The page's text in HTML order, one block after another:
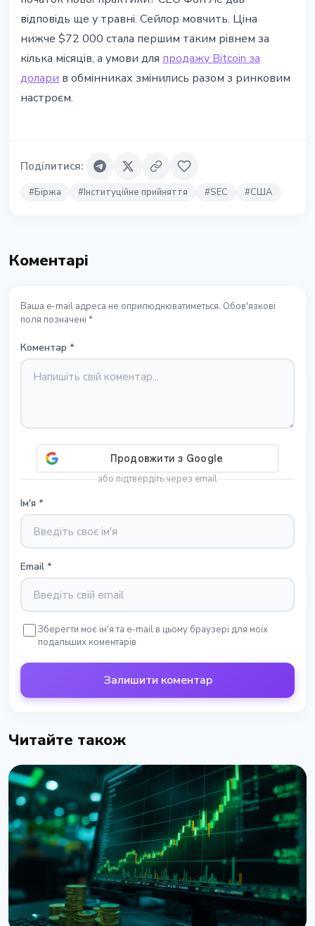
відповідь ще у травні. Сейлор мовчить. Ціна
нижче $72 000 стала першим таким рівнем за
кілька місяців, а умови для продажу Bitcoin за
долари в обмінниках змінились разом з ринковим
настроєм.
Поділитися:
#Біржа #Інституційне прийняття #SEC #США
Коментарі
Ваша e-mail адреса не оприлюднюватиметься. Обов'язкові
поля позначені *
Коментар *
або підтвердіть через email
Ім'я *
Email *
Зберегти моє ім'я та e-mail в цьому браузері для моїх
подальших коментарів
Залишити коментар
Читайте також